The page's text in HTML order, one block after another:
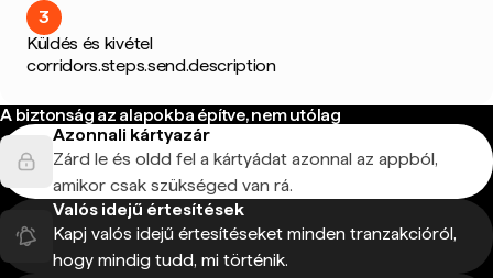
3
Küldés és kivétel
corridors.steps.send.description
A biztonság az alapokba építve, nem utólag
Azonnali kártyazár
Zárd le és oldd fel a kártyádat azonnal az appból,
amikor csak szükséged van rá.
Valós idejű értesítések
Kapj valós idejű értesítéseket minden tranzakcióról,
hogy mindig tudd, mi történik.